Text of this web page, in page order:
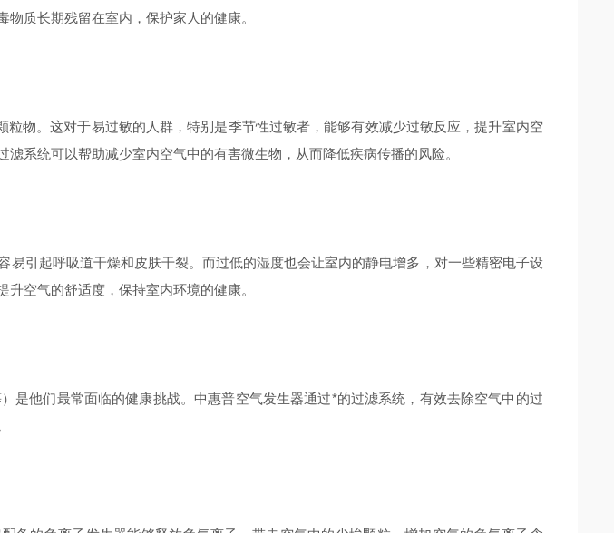
质长期残留在室内，保护家人的健康。
。这对于易过敏的人群，特别是季节性过敏者，能够有效减少过敏反应，提升室内空
系统可以帮助减少室内空气中的有害微生物，从而降低疾病传播的风险。
起呼吸道干燥和皮肤干裂。而过低的湿度也会让室内的静电增多，对一些精密电子设
空气的舒适度，保持室内环境的健康。
他们最常面临的健康挑战。中惠普空气发生器通过*的过滤系统，有效去除空气中的过